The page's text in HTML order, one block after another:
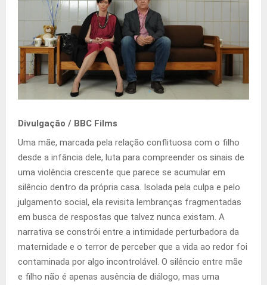
Divulgação / BBC Films
Uma mãe, marcada pela relação conflituosa com o filho
desde a infância dele, luta para compreender os sinais de
uma violência crescente que parece se acumular em
silêncio dentro da própria casa. Isolada pela culpa e pelo
julgamento social, ela revisita lembranças fragmentadas
em busca de respostas que talvez nunca existam. A
narrativa se constrói entre a intimidade perturbadora da
maternidade e o terror de perceber que a vida ao redor foi
contaminada por algo incontrolável. O silêncio entre mãe
e filho não é apenas ausência de diálogo, mas uma